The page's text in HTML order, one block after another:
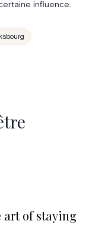
influence.
art of staying